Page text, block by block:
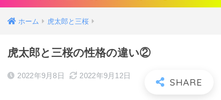
ホーム 虎太郎と三桜
虎太郎と三桜の性格の違い②
2022年9月8日 2022年9月12日